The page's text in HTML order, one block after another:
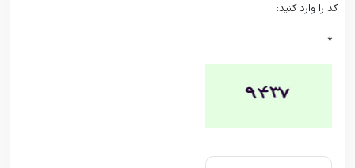
کد را وارد کنید:
*